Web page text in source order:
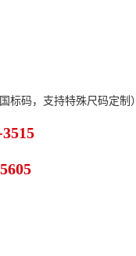
标码，支持特殊尺码定制）